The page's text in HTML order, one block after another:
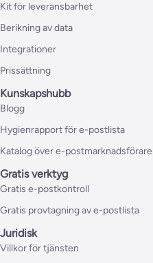
Kit för leveransbarhet
Berikning av data
Integrationer
Prissättning
Kunskapshubb
Blogg
Hygienrapport för e-postlista
Katalog över e-postmarknadsförare
Gratis verktyg
Gratis e-postkontroll
Gratis provtagning av e-postlista
Juridisk
Villkor för tjänsten